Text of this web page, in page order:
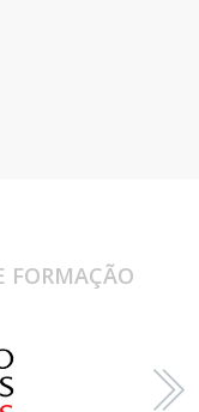
FORMAÇÃO